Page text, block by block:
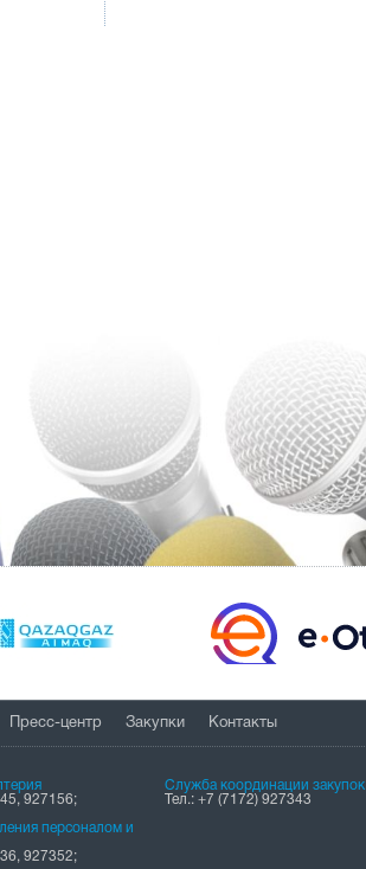
Пресс-центр Закупки Контакты
927156;
персоналом и
927352;
Служба координации закупок
Тел.: +7 (7172) 927343